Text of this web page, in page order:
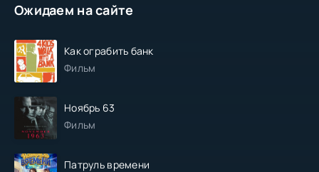
Ожидаем на сайте
Как ограбить банк
Фильм
Ноябрь 63
Фильм
Патруль времени